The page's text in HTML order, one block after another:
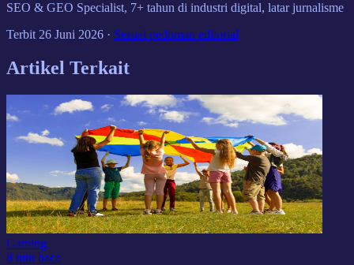
SEO & GEO Specialist, 7+ tahun di industri digital, latar jurnalisme
Terbit 26 Juni 2026 · Sesuai pedoman editorial
Artikel Terkait
Gaming
8 min baca